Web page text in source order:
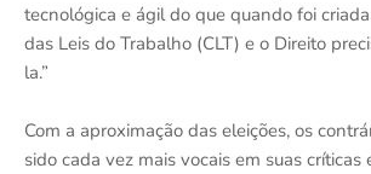
tecnológica e ágil do que quando foi
das Leis do Trabalho (CLT) e o Direito
la.”
Com a aproximação das eleições, os
sido cada vez mais vocais em suas críticas